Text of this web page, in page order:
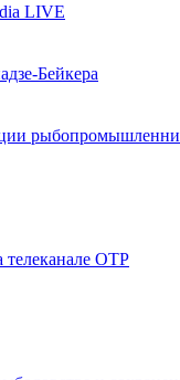
LIVE
Бейкера
ОТР